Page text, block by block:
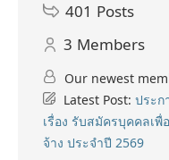
401 Posts
3 Members
Our newest
Latest Post: ประก
เรื่อง รับสมัครบุคคลเ
จ้าง ประจำปี 2569